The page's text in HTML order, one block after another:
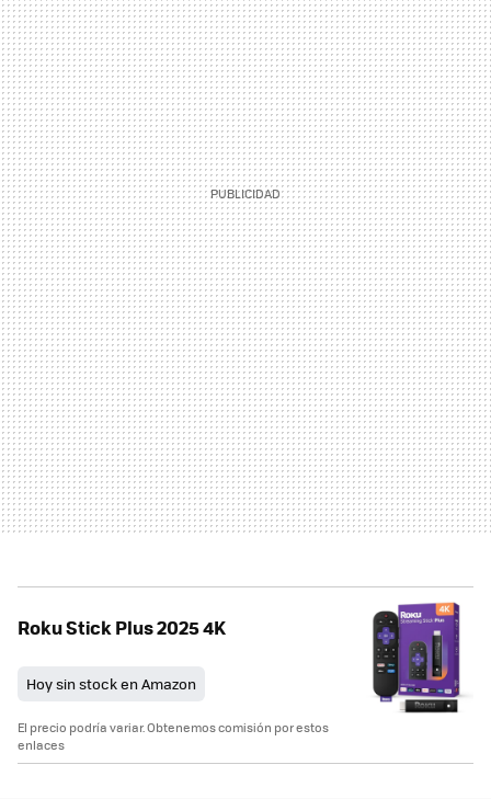
Roku Stick Plus 2025 4K
Hoy sin stock en Amazon
El precio podría variar. Obtenemos comisión por estos
enlaces